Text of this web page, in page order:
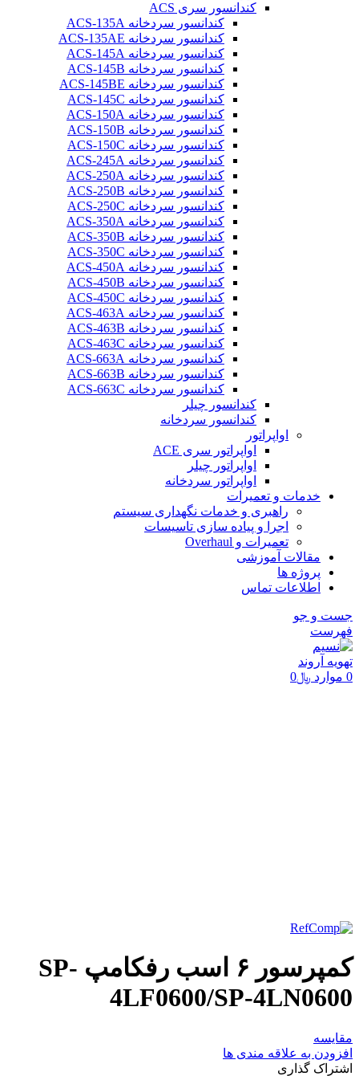
کندانسور سری ACS
کندانسور سردخانه ACS-135A
کندانسور سردخانه ACS-135AE
کندانسور سردخانه ACS-145A
کندانسور سردخانه ACS-145B
کندانسور سردخانه ACS-145BE
کندانسور سردخانه ACS-145C
کندانسور سردخانه ACS-150A
کندانسور سردخانه ACS-150B
کندانسور سردخانه ACS-150C
کندانسور سردخانه ACS-245A
کندانسور سردخانه ACS-250A
کندانسور سردخانه ACS-250B
کندانسور سردخانه ACS-250C
کندانسور سردخانه ACS-350A
کندانسور سردخانه ACS-350B
کندانسور سردخانه ACS-350C
کندانسور سردخانه ACS-450A
کندانسور سردخانه ACS-450B
کندانسور سردخانه ACS-450C
کندانسور سردخانه ACS-463A
کندانسور سردخانه ACS-463B
کندانسور سردخانه ACS-463C
کندانسور سردخانه ACS-663A
کندانسور سردخانه ACS-663B
کندانسور سردخانه ACS-663C
کندانسور چیلر
کندانسور سردخانه
اواپراتور
اواپراتور سری ACE
اواپراتور چیلر
اواپراتور سردخانه
خدمات و تعمیرات
راهبری و خدمات نگهداری سیستم
اجرا و پیاده سازی تاسیسات
تعمیرات و Overhaul
مقالات آموزشی
پروژه ها
اطلاعات تماس
جست و جو
فهرست
0 موارد ﷼0
کمپرسور ۶ اسب رفکامپ SP-
4LF0600/SP-4LN0600
مقایسه
افزودن به علاقه مندی ها
اشتراک گذاری